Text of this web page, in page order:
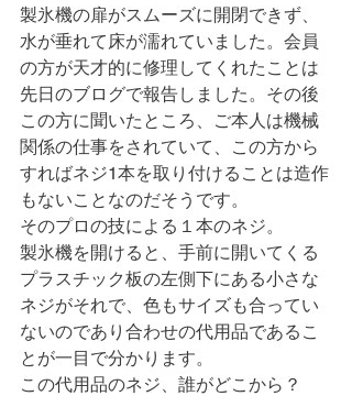
製氷機の扉がスムーズに開閉できず、
水が垂れて床が濡れていました。会員
の方が天才的に修理してくれたことは
先日のブログで報告しました。その後
この方に聞いたところ、ご本人は機械
関係の仕事をされていて、この方から
すればネジ1本を取り付けることは造作
もないことなのだそうです。
そのプロの技による１本のネジ。
製氷機を開けると、手前に開いてくる
プラスチック板の左側下にある小さな
ネジがそれで、色もサイズも合ってい
ないのであり合わせの代用品であるこ
とが一目で分かります。
この代用品のネジ、誰がどこから？